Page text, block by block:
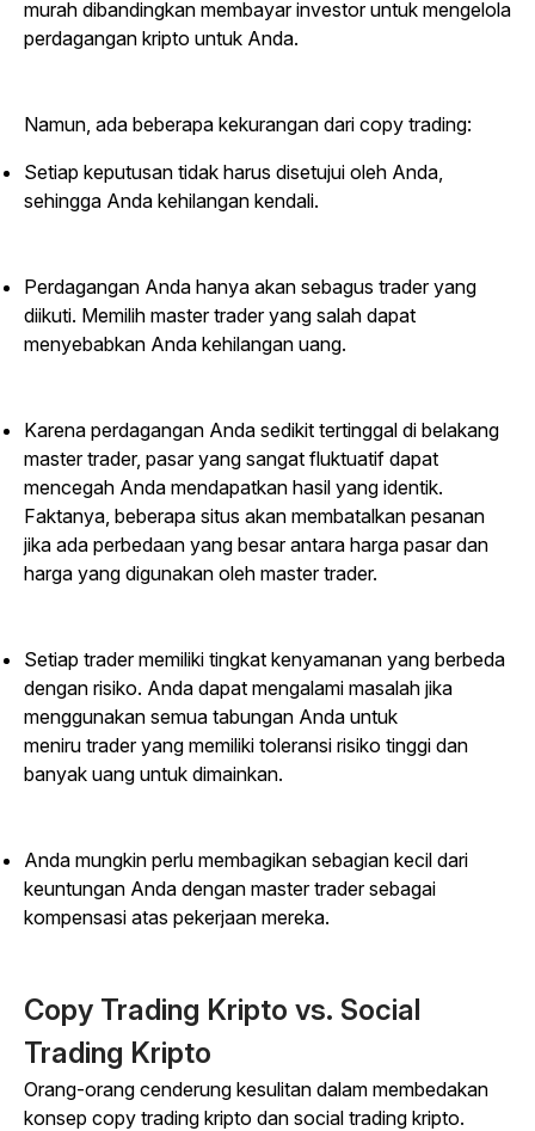
murah dibandingkan membayar investor untuk mengelola
perdagangan kripto untuk Anda.
Namun, ada beberapa kekurangan dari copy trading:
Setiap keputusan tidak harus disetujui oleh Anda,
sehingga Anda kehilangan kendali.
Perdagangan Anda hanya akan sebagus traderyang
diikuti. Memilih master trader yang salah dapat
menyebabkan Anda kehilangan uang.
Karena perdagangan Anda sedikit tertinggal di belakang
master trader, pasar yang sangat fluktuatif dapat
mencegah Anda mendapatkan hasil yang identik.
Faktanya, beberapa situs akan membatalkan pesanan
jika ada perbedaan yang besar antara harga pasar dan
harga yang digunakan oleh master trader.
Setiap tradermemiliki tingkat kenyamanan yang berbeda
dengan risiko. Anda dapat mengalami masalah jika
menggunakan semua tabungan Anda untuk
meniru traderyang memiliki toleransi risiko tinggi dan
banyak uang untuk dimainkan.
Anda mungkin perlu membagikan sebagian kecil dari
keuntungan Anda dengan master trader sebagai
kompensasi atas pekerjaan mereka.
Copy Trading Kripto vs. Social
Trading Kripto
Orang-orang cenderung kesulitan dalam membedakan
konsep copy trading kripto dan social trading kripto.